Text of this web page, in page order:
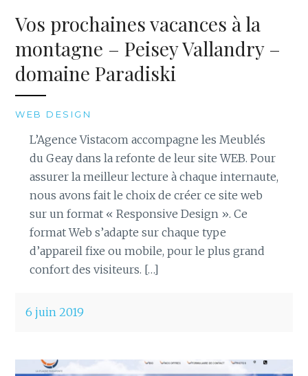
Vos prochaines vacances à la
montagne – Peisey Vallandry –
domaine Paradiski
WEB DESIGN
L’Agence Vistacom accompagne les Meublés
du Geay dans la refonte de leur site WEB. Pour
assurer la meilleur lecture à chaque internaute,
nous avons fait le choix de créer ce site web
sur un format « Responsive Design ». Ce
format Web s’adapte sur chaque type
d’appareil fixe ou mobile, pour le plus grand
confort des visiteurs. […]
6 juin 2019